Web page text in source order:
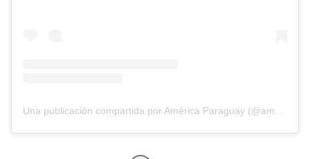
Una publicación compartida por América Paraguay (@americatvpy)